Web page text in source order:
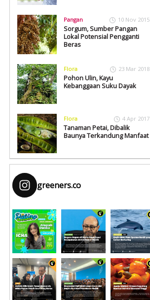
Pangan 10 Nov 2015
Sorgum, Sumber Pangan
Lokal Potensial Pengganti
Beras
Flora 23 Mar 2018
Pohon Ulin, Kayu
Kebanggaan Suku Dayak
Flora 4 Apr 2017
Tanaman Petai, Dibalik
Baunya Terkandung Manfaat
greeners.co